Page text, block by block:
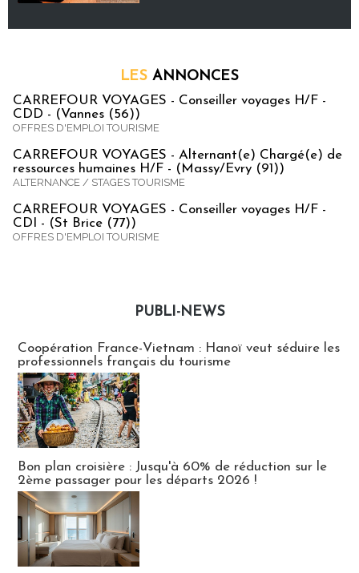
LES ANNONCES
CARREFOUR VOYAGES - Conseiller voyages H/F -
CDD - (Vannes (56))
OFFRES D'EMPLOI TOURISME
CARREFOUR VOYAGES - Alternant(e) Chargé(e) de
ressources humaines H/F - (Massy/Evry (91))
ALTERNANCE / STAGES TOURISME
CARREFOUR VOYAGES - Conseiller voyages H/F -
CDI - (St Brice (77))
OFFRES D'EMPLOI TOURISME
PUBLI-NEWS
Coopération France-Vietnam : Hanoï veut séduire les
professionnels français du tourisme
Bon plan croisière : Jusqu'à 60% de réduction sur le
2ème passager pour les départs 2026 !